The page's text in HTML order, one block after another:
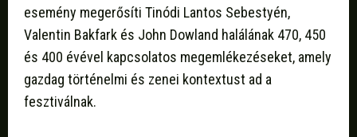
esemény megerősíti Tinódi Lantos Sebestyén,
Valentin Bakfark és John Dowland halálának 470, 450
és 400 évével kapcsolatos megemlékezéseket, amely
gazdag történelmi és zenei kontextust ad a
fesztiválnak.